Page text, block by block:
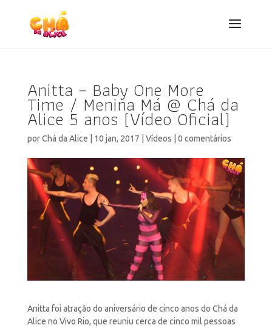
Anitta – Baby One More
Time / Menina Má @ Chá da
Alice 5 anos (Vídeo Oficial)
porChá da Alice 10 jan, 2017 Vídeos 0 comentários
Anitta foi atração do aniversário de cinco anos do Chá da
Alice no Vivo Rio, que reuniu cerca de cinco mil pessoas